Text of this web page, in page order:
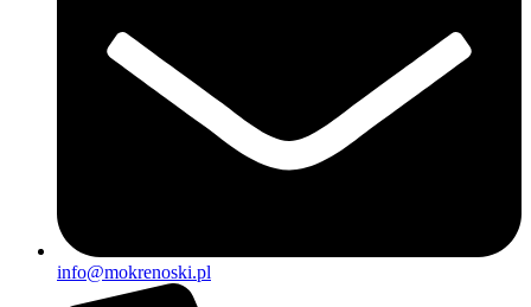
info@mokrenoski.pl